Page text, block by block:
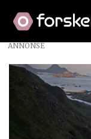
ANNONSE